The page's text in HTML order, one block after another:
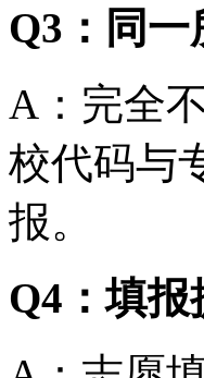
Q3：同
A：完全
校代码与
报。
Q4：填